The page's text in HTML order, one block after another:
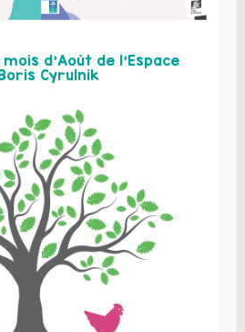
d’Août de l’Espace
Cyrulnik